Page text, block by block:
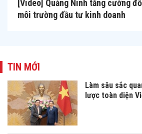
[Video] Quảng Ninh tăng cường
môi trường đầu tư kinh doanh
TIN MỚI
Làm sâu sắc
lược toàn diện